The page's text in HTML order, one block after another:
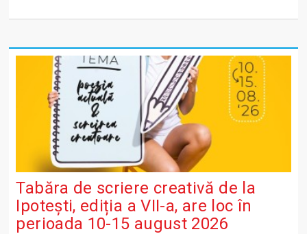
Tabăra de scriere creativă de la
Ipotești, ediția a VII-a, are loc în
perioada 10-15 august 2026